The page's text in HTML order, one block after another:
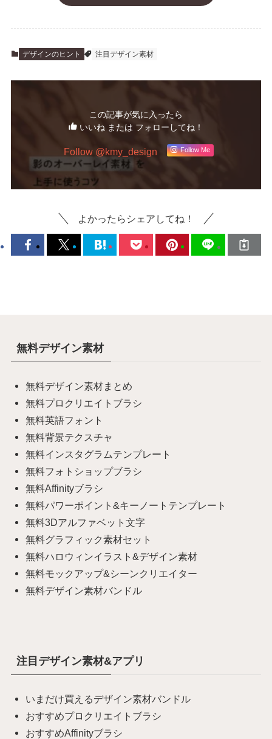
デザインのヒント 注目デザイン素材
この記事が気に入ったら
いいね または フォローしてね！
Follow @kmy_design Follow Me
よかったらシェアしてね！
無料デザイン素材
無料デザイン素材まとめ
無料プロクリエイトブラシ
無料英語フォント
無料背景テクスチャ
無料インスタグラムテンプレート
無料フォトショップブラシ
無料Affinityブラシ
無料パワーポイント&キーノートテンプレート
無料3Dアルファベット文字
無料グラフィック素材セット
無料ハロウィンイラスト&デザイン素材
無料モックアップ&シーンクリエイター
無料デザイン素材バンドル
注目デザイン素材&アプリ
いまだけ買えるデザイン素材バンドル
おすすめプロクリエイトブラシ
おすすめAffinityブラシ